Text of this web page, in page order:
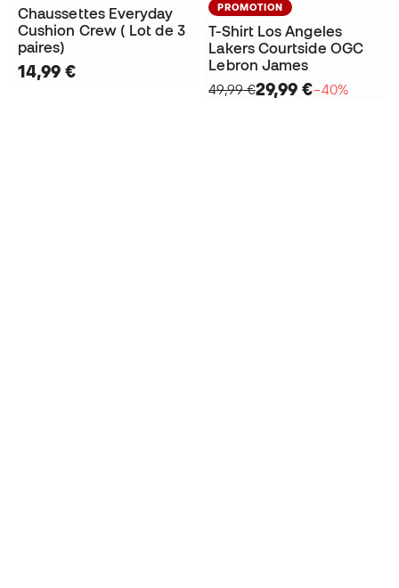
Chaussettes Everyday
Cushion Crew ( Lot de 3
paires)
14,99 €
PROMOTION
T-Shirt Los Angeles
Lakers Courtside OGC
Lebron James
49,99 €29,99 €−40%